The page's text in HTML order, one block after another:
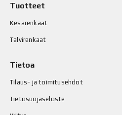
Tuotteet
Kesärenkaat
Talvirenkaat
Tietoa
Tilaus- ja toimitusehdot
Tietosuojaseloste